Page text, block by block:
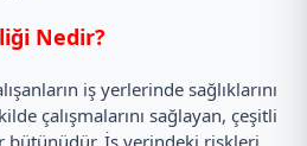
Nedir?
iş yerlerinde sağlıklarını
çalışmalarını sağlayan, çeşitli